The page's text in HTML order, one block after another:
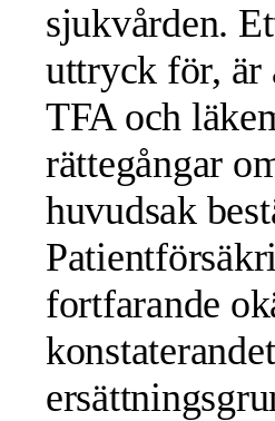
sjukvården.
uttryck för, är
TFA och
rättegångar
huvudsak
fortfarande